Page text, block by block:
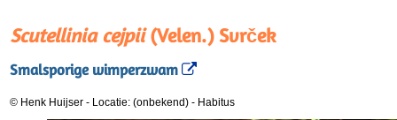
Scutellinia cejpii(Velen.) Svrček
Smalsporige wimperzwam
© Henk Huijser - Locatie: (onbekend) - Habitus